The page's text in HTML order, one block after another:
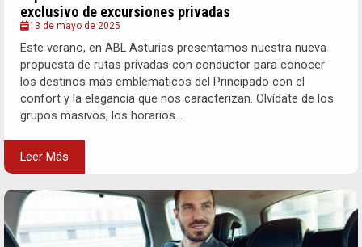
exclusivo de excursiones privadas
13 de mayo de 2025
Este verano, en ABL Asturias presentamos nuestra nueva
propuesta de rutas privadas con conductor para conocer
los destinos más emblemáticos del Principado con el
confort y la elegancia que nos caracterizan. Olvídate de los
grupos masivos, los horarios...
Leer Más